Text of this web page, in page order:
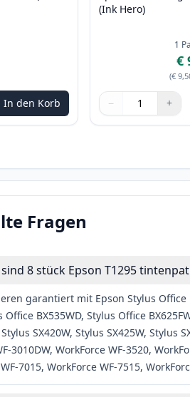
um anzupassen
In den Korb
(Ink Hero)
1
€
(€
Menge
Verwenden Sie die
− +
Menge 1
Fragen
8 stück Epson T1295
garantiert mit Epson Stylus Office
Office BX535WD, Stylus Office
SX420W, Stylus SX425W, Stylus
3010DW, WorkForce WF-3520,
7015, WorkForce WF-7515,